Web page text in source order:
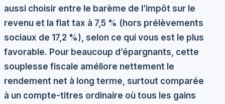
aussi choisir entre le barème de l’impôt sur le
revenu et la flat tax à 7,5 % (hors prélèvements
sociaux de 17,2 %), selon ce qui vous est le plus
favorable. Pour beaucoup d’épargnants, cette
souplesse fiscale améliore nettement le
rendement net à long terme, surtout comparée
à un compte-titres ordinaire où tous les gains